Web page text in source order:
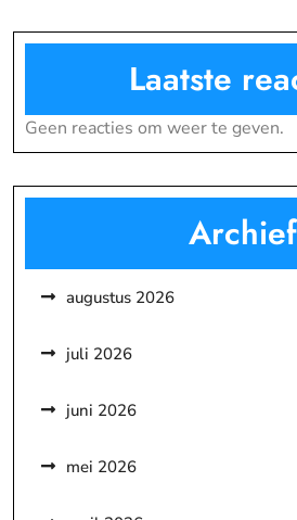
Laatste
Geen reacties om weer te geven.
Archief
augustus 2026
juli 2026
juni 2026
mei 2026